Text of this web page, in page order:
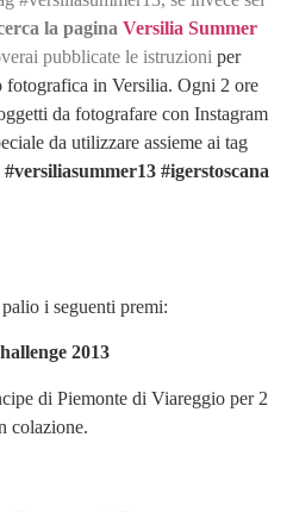
la pagina Versilia Summer
pubblicate le istruzioni per
fotografica in Versilia. Ogni 2 ore
da fotografare con Instagram
da utilizzare assieme ai tag
#versiliasummer13 #igerstoscana
i seguenti premi:
2013
di Piemonte di Viareggio per 2
colazione.